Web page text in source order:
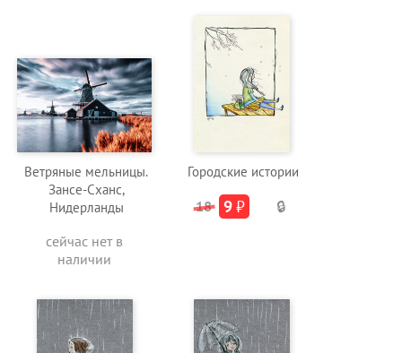
Ветряные мельницы.
Зансе-Сханс,
Нидерланды
сейчас нет в
наличии
Городские истории
18 9₽ 🔒